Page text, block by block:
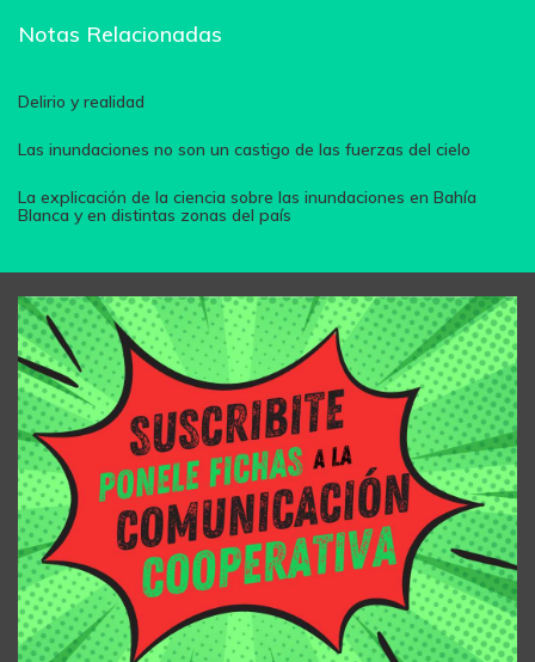
Notas Relacionadas
Delirio y realidad
Las inundaciones no son un castigo de las fuerzas del cielo
La explicación de la ciencia sobre las inundaciones en Bahía
Blanca y en distintas zonas del país